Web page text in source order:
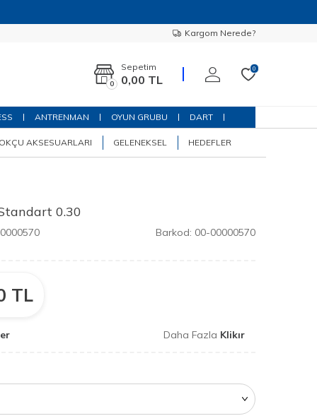
Kargom Nerede?
0
Sepetim
0,00 TL
0
ANTRENMAN OYUN GRUBU DART
AKSESUARLARI GELENEKSEL HEDEFLER
0.30
Barkod: 00-00000570
TL
Daha Fazla Klikır